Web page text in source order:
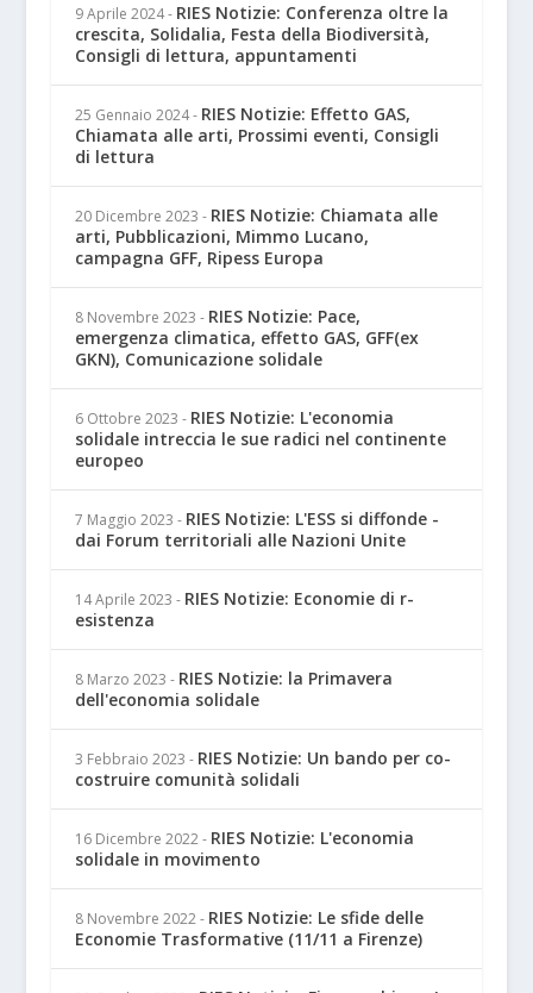
9 Aprile 2024 - RIES Notizie: Conferenza oltre la
crescita, Solidalia, Festa della Biodiversità,
Consigli di lettura, appuntamenti
25 Gennaio 2024 - RIES Notizie: Effetto GAS,
Chiamata alle arti, Prossimi eventi, Consigli
di lettura
20 Dicembre 2023 - RIES Notizie: Chiamata alle
arti, Pubblicazioni, Mimmo Lucano,
campagna GFF, Ripess Europa
8 Novembre 2023 - RIES Notizie: Pace,
emergenza climatica, effetto GAS, GFF(ex
GKN), Comunicazione solidale
6 Ottobre 2023 - RIES Notizie: L'economia
solidale intreccia le sue radici nel continente
europeo
7 Maggio 2023 - RIES Notizie: L'ESS si diffonde -
dai Forum territoriali alle Nazioni Unite
14 Aprile 2023 - RIES Notizie: Economie di r-
esistenza
8 Marzo 2023 - RIES Notizie: la Primavera
dell'economia solidale
3 Febbraio 2023 - RIES Notizie: Un bando per co-
costruire comunità solidali
16 Dicembre 2022 - RIES Notizie: L'economia
solidale in movimento
8 Novembre 2022 - RIES Notizie: Le sfide delle
Economie Trasformative (11/11 a Firenze)